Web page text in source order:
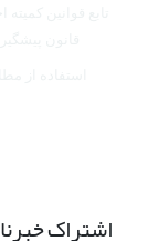
اشتراک